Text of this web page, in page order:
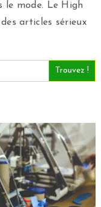
le mode. Le High
articles sérieux